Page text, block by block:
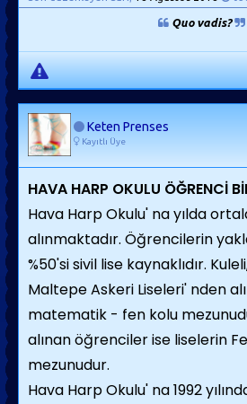
Quo vadis?
Keten Prenses
Kayıtlı Üye
HAVA HARP OKULU ÖĞRENCİ
Hava Harp Okulu' na yılda
alınmaktadır. Öğrencilerin
%50'si sivil lise kaynaklıdır.
Maltepe Askeri Liseleri' nden
matematik - fen kolu
alınan öğrenciler ise liselerin
mezunudur.
Hava Harp Okulu' na 1992